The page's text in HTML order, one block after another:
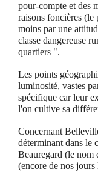
pour-compte et des
raisons foncières (le
moins par une
classe dangereuse
quartiers ".
Les points
luminosité, vastes
spécifique car leur
l'on cultive sa
Concernant
déterminant dans le
Beauregard (le nom
(encore de nos jours